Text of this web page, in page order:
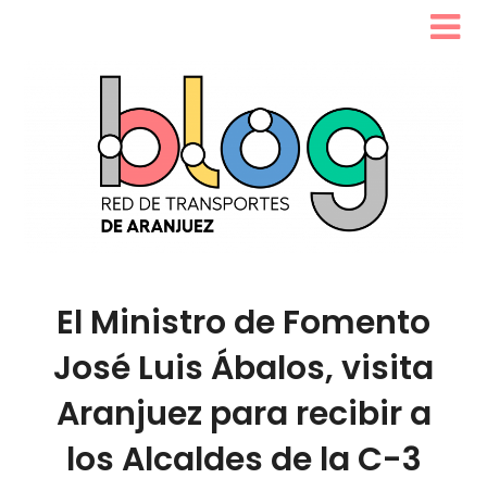
El Ministro de Fomento
José Luis Ábalos, visita
Aranjuez para recibir a
los Alcaldes de la C-3